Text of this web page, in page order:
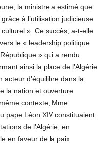
la ministre a estimé que
à l’utilisation judicieuse
». Ce succès, a-t-elle
le « leadership politique
» qui a rendu
ainsi la place de l’Algérie
acteur d’équilibre dans la
la nation et ouverture
contexte, Mme
pape Léon XIV constituaient
de l’Algérie, en
en faveur de la paix